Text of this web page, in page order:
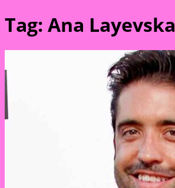
Tag: Ana Layevska